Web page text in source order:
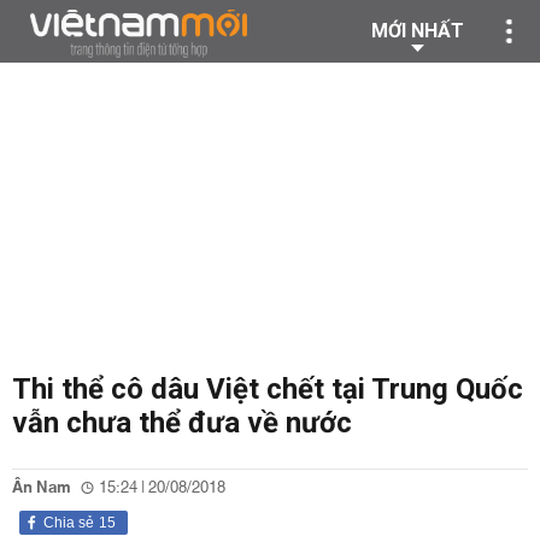
MỚI NHẤT
Thi thể cô dâu Việt chết tại Trung Quốc
vẫn chưa thể đưa về nước
Ân Nam 15:24 | 20/08/2018
15
Chia sẻ